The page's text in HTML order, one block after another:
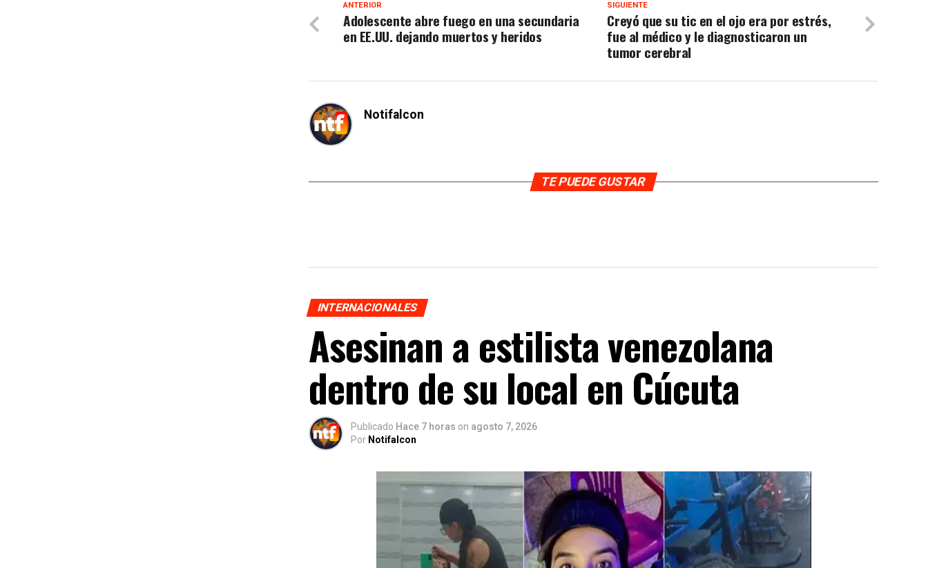
SIGUIENTE
Creyó que su tic en el ojo era por estrés,
fue al médico y le diagnosticaron un
tumor cerebral
ANTERIOR
Adolescente abre fuego en una secundaria
en EE.UU. dejando muertos y heridos
Notifalcon
TE PUEDE GUSTAR
INTERNACIONALES
Asesinan a estilista venezolana
dentro de su local en Cúcuta
Publicado Hace 7 horas on agosto 7, 2026
Por Notifalcon